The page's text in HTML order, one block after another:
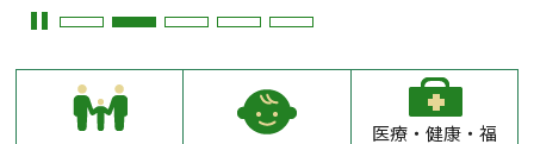
医療・健康・福